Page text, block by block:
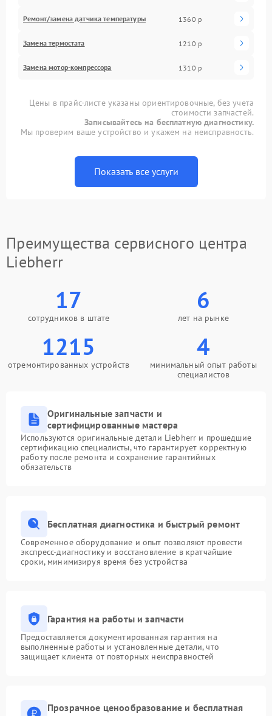
Ремонт/замена датчика температуры 1360 р
Замена термостата 1210 р
Замена мотор-компрессора 1310 р
Цены в прайс-листе указаны ориентировочные, без учета
стоимости запчастей.
Записывайтесь на бесплатную диагностику.
Мы проверим ваше устройство и укажем на неисправность.
Показать все услуги
Преимущества сервисного центра
Liebherr
17
сотрудников в штате
6
лет на рынке
1215
отремонтированных устройств
4
минимальный опыт работы
специалистов
Оригинальные запчасти и
сертифицированные мастера
Используются оригинальные детали Liebherr и прошедшие
сертификацию специалисты, что гарантирует корректную
работу после ремонта и сохранение гарантийных
обязательств
Бесплатная диагностика и быстрый ремонт
Современное оборудование и опыт позволяют провести
экспресс-диагностику и восстановление в кратчайшие
сроки, минимизируя время без устройства
Гарантия на работы и запчасти
Предоставляется документированная гарантия на
выполненные работы и установленные детали, что
защищает клиента от повторных неисправностей
Прозрачное ценообразование и бесплатная